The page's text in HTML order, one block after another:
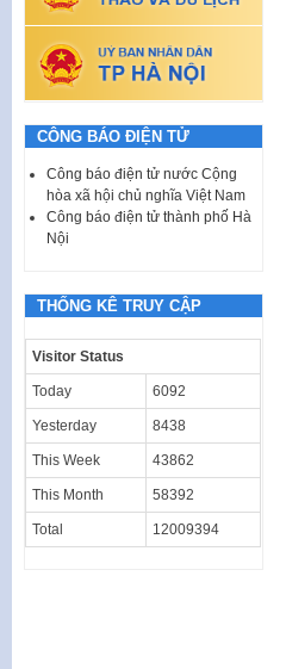
CÔNG BÁO ĐIỆN TỬ
Công báo điện tử nước Cộng
hòa xã hội chủ nghĩa Việt Nam
Công báo điện tử thành phố Hà
Nội
THỐNG KÊ TRUY CẬP
Visitor Status
Today 6092
Yesterday 8438
This Week 43862
This Month 58392
Total 12009394